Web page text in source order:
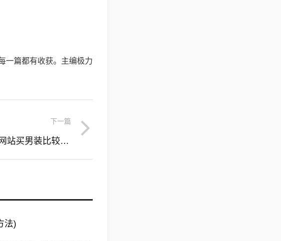
一篇都有收获。主编极力
下一篇
买男装最好的购物网站(哪个网站买男装比较好看)
法)